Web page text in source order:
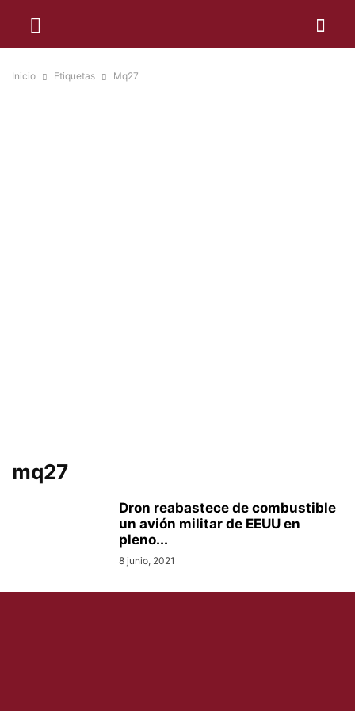
Inicio Etiquetas Mq27
mq27
Dron reabastece de combustible
un avión militar de EEUU en
pleno...
8 junio, 2021